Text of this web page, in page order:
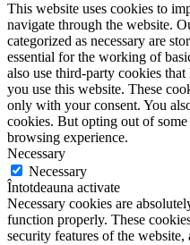
This website uses cookies to
navigate through the website.
categorized as necessary are
essential for the working of
also use third-party cookies
you use this website. These
only with your consent. You
cookies. But opting out of
browsing experience.
Necessary
Necessary
Întotdeauna activate
Necessary cookies are
function properly. These
security features of the website,